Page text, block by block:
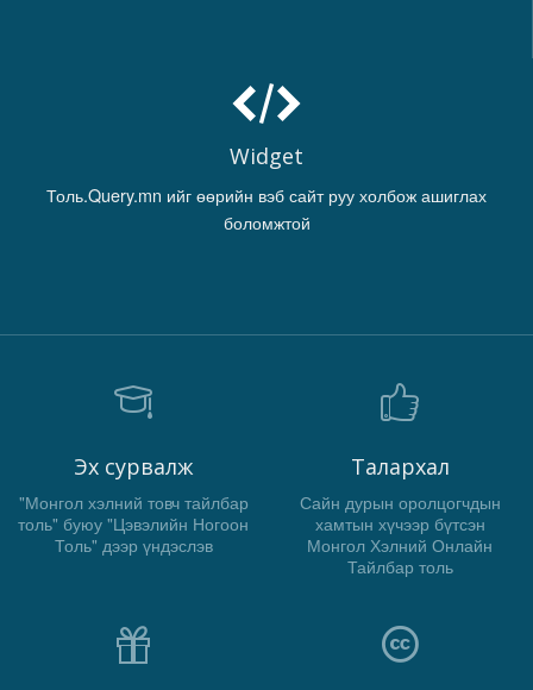
Widget
Толь.Query.mn ийг өөрийн вэб сайт руу холбож ашиглах
боломжтой
Эх сурвалж
"Монгол хэлний товч тайлбар
толь" буюу "Цэвэлийн Ногоон
Толь" дээр үндэслэв
Талархал
Сайн дурын оролцогчдын
хамтын хүчээр бүтсэн
Монгол Хэлний Онлайн
Тайлбар толь